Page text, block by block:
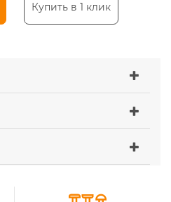
Купить в 1 клик